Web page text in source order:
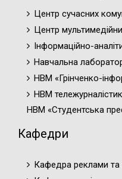
Центр сучасних
Центр
Інформаційно-
Навчальна
НВМ «Грінченко-
НВМ
НВМ «Студентська
Кафедри
Кафедра реклами та